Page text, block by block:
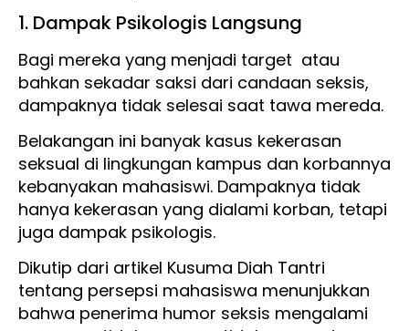
1. Dampak Psikologis Langsung
Bagi mereka yang menjadi target atau
bahkan sekadar saksi dari candaan seksis,
dampaknya tidak selesai saat tawa mereda.
Belakangan ini banyak kasus kekerasan
seksual di lingkungan kampus dan korbannya
kebanyakan mahasiswi. Dampaknya tidak
hanya kekerasan yang dialami korban, tetapi
juga dampak psikologis.
Dikutip dari artikel Kusuma Diah Tantri
tentang persepsi mahasiswa menunjukkan
bahwa penerima humor seksis mengalami